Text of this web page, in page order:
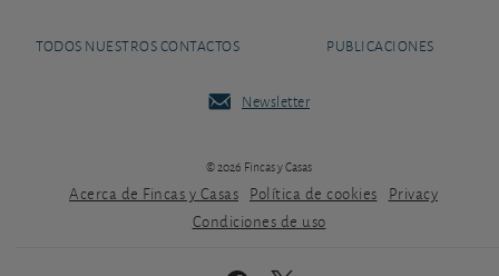
TODOS NUESTROS CONTACTOS PUBLICACIONES
Newsletter
© 2026 Fincas y Casas
Acerca de Fincas y Casas Política de cookies
Privacy
Condiciones de uso